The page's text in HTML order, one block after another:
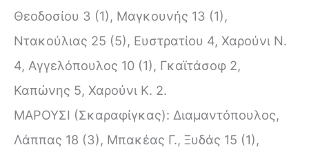
Θεοδοσίου 3 (1), Μαγκουνής 13 (1),
Ντακούλιας 25 (5), Ευστρατίου 4, Χαρούνι Ν.
4, Αγγελόπουλος 10 (1), Γκαϊτάσοφ 2,
Καπώνης 5, Χαρούνι Κ. 2.
ΜΑΡΟΥΣΙ (Σκαραφίγκας): Διαμαντόπουλος,
Λάππας 18 (3), Μπακέας Γ., Ξυδάς 15 (1),